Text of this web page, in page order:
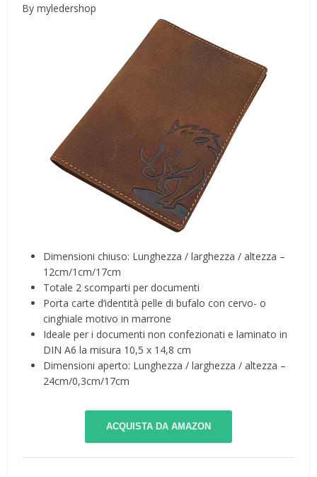
By myledershop
Dimensioni chiuso: Lunghezza / larghezza / altezza –
12cm/1cm/17cm
Totale 2 scomparti per documenti
Porta carte d’identità pelle di bufalo con cervo- o
cinghiale motivo in marrone
Ideale per i documenti non confezionati e laminato in
DIN A6 la misura 10,5 x 14,8 cm
Dimensioni aperto: Lunghezza / larghezza / altezza –
24cm/0,3cm/17cm
ACQUISTA DA AMAZON